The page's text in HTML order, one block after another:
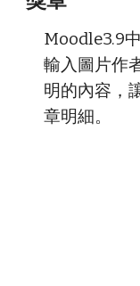
Moodle3.9
輸入圖片作
明的內容，
章明細。